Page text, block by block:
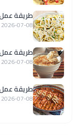
طريقة
2026-07-08
طريقة عمل رز
2026-07-08
طريقة عمل
2026-07-08